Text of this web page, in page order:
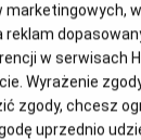
animacji!
marketingowych,
w serwisach
Wyrażenie
zgody, chcesz
uprzednio